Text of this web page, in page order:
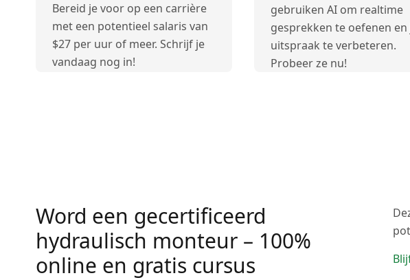
Bereid je voor op een carrière
met een potentieel salaris van
$27 per uur of meer. Schrijf je
vandaag nog in!
gebruiken AI om realtime
gesprekken te oefenen en
uitspraak te verbeteren.
Probeer ze nu!
Word een gecertificeerd
hydraulisch monteur – 100%
online en gratis cursus